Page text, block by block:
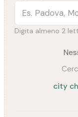
Digita almeno 2
city